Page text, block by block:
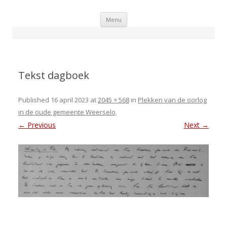
Menu Skip
Tekst dagboek
Published 16 april 2023 at2045 × 568 in Plekken van de oorlog
in de oude gemeente Weerselo.
← Previous Next →